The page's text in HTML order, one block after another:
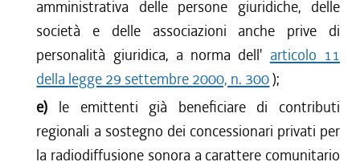
amministrativa delle persone giuridiche, delle
società e delle associazioni anche prive di
personalità giuridica, a norma dell' articolo 11
della legge 29 settembre 2000, n. 300);
e) le emittenti già beneficiare di contributi
regionali a sostegno dei concessionari privati per
la radiodiffusione sonora a carattere comunitario